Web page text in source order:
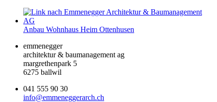
Anbau Wohnhaus Heim Ottenhusen
emmenegger
architektur & baumanagement ag
margrethenpark 5
6275 ballwil
041 555 90 30
info@emmeneggerarch.ch